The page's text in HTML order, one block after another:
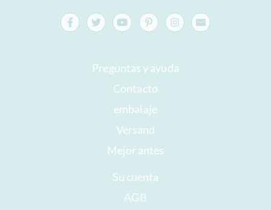
Preguntas y ayuda
Contacto
embalaje
Versand
Mejor antes
Su cuenta
AGB